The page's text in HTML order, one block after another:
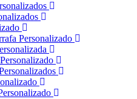
Personalizado